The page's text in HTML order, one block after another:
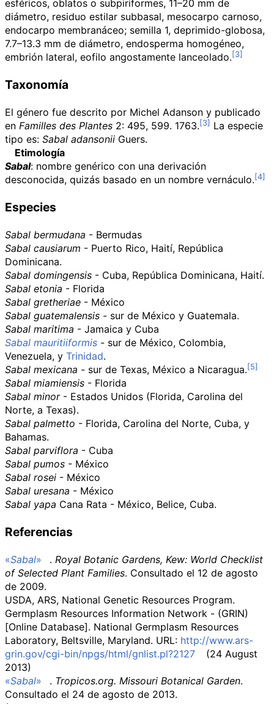
esféricos, oblatos o subpiriformes, 11–20 mm de
diámetro, residuo estilar subbasal, mesocarpo carnoso,
endocarpo membranáceo; semilla 1, deprimido-globosa,
7.7–13.3 mm de diámetro, endosperma homogéneo,
embrión lateral, eofilo angostamente lanceolado.
Taxonomía
El género fue descrito por Michel Adanson y publicado
en Familles des Plantes 2: 495, 599. 1763.
La especie
tipo es: Sabal adansonii Guers.
Etimología
Sabal: nombre genérico con una derivación
desconocida, quizás basado en un nombre vernáculo.
Especies
Sabal bermudana - Bermudas
Sabal causiarum - Puerto Rico, Haití, República
Dominicana.
Sabal domingensis - Cuba, República Dominicana, Haití.
Sabal etonia - Florida
Sabal gretheriae - México
Sabal guatemalensis - sur de México y Guatemala.
Sabal maritima - Jamaica y Cuba
Sabal mauritiiformis - sur de México, Colombia,
Venezuela, y Trinidad.
Sabal mexicana - sur de Texas, México a Nicaragua.
Sabal miamiensis - Florida
Sabal minor- Estados Unidos (Florida, Carolina del
Norte, a Texas).
Sabal palmetto - Florida, Carolina del Norte, Cuba, y
Bahamas.
Sabal parviflora - Cuba
Sabal pumos - México
Sabal rosei - México
Sabal uresana - México
Sabal yapa Cana Rata - México, Belice, Cuba.
Referencias
«Sabal» . Royal Botanic Gardens, Kew: World Checklist
of Selected Plant Families. Consultado el 12 de agosto
de 2009.
USDA, ARS, National Genetic Resources Program.
Germplasm Resources Information Network - (GRIN)
[Online Database]. National Germplasm Resources
Laboratory, Beltsville, Maryland. URL: http://www.ars-
grin.gov/cgi-bin/npgs/html/gnlist.pl?2127
(24 August
2013)
«Sabal» . Tropicos.org. Missouri Botanical Garden.
Consultado el 24 de agosto de 2013.